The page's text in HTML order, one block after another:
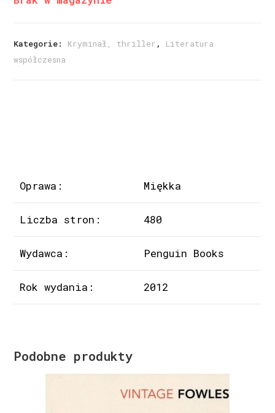
Kategorie: Kryminał, thriller , Literatura
współczesna
Oprawa: Miękka
Liczba stron: 480
Wydawca: Penguin Books
Rok wydania: 2012
Podobne produkty